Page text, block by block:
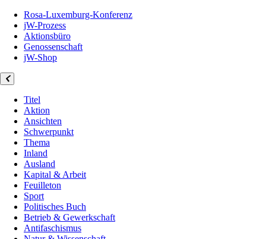
Rosa-Luxemburg-Konferenz
jW-Prozess
Aktionsbüro
Genossenschaft
jW-Shop
Titel
Aktion
Ansichten
Schwerpunkt
Thema
Inland
Ausland
Kapital & Arbeit
Feuilleton
Sport
Politisches Buch
Betrieb & Gewerkschaft
Antifaschismus